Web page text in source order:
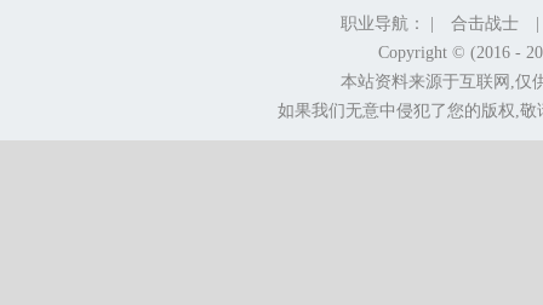
职业导航： | 合击战士
Copyright © (2016 -
本站资料来源于互联网,仅
如果我们无意中侵犯了您的版权,